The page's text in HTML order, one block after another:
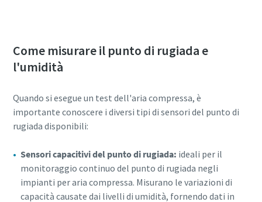
Come misurare il punto di rugiada e
l'umidità
Quando si esegue un test dell'aria compressa, è
importante conoscere i diversi tipi di sensori del punto di
rugiada disponibili:
Sensori capacitivi del punto di rugiada: ideali per il
monitoraggio continuo del punto di rugiada negli
impianti per aria compressa. Misurano le variazioni di
capacità causate dai livelli di umidità, fornendo dati in